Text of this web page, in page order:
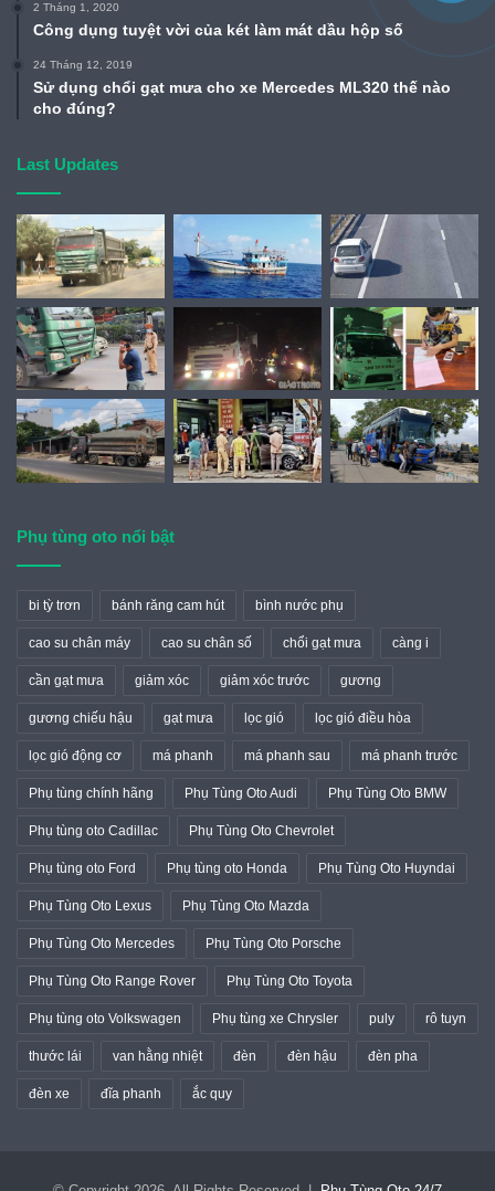
2 Tháng 1, 2020
Công dụng tuyệt vời của két làm mát dầu hộp số
24 Tháng 12, 2019
Sử dụng chổi gạt mưa cho xe Mercedes ML320 thế nào
cho đúng?
Last Updates
Phụ tùng oto nổi bật
bi tỳ trơn bánh răng cam hút bình nước phụ
cao su chân máy cao su chân số chổi gạt mưa càng i
cần gạt mưa giảm xóc giảm xóc trước gương
gương chiếu hậu gạt mưa lọc gió lọc gió điều hòa
lọc gió động cơ má phanh má phanh sau má phanh trước
Phụ tùng chính hãng Phụ Tùng Oto Audi Phụ Tùng Oto BMW
Phụ tùng oto Cadillac Phụ Tùng Oto Chevrolet
Phụ tùng oto Ford Phụ tùng oto Honda Phụ Tùng Oto Huyndai
Phụ Tùng Oto Lexus Phụ Tùng Oto Mazda
Phụ Tùng Oto Mercedes Phụ Tùng Oto Porsche
Phụ Tùng Oto Range Rover Phụ Tùng Oto Toyota
Phụ tùng oto Volkswagen Phụ tùng xe Chrysler puly rô tuyn
thước lái van hằng nhiệt đèn đèn hậu đèn pha
đèn xe đĩa phanh ắc quy